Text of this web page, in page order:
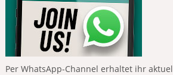
Per WhatsApp-Channel erhaltet ihr